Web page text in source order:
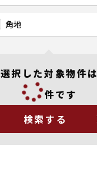
角地
選択した対象物件は
件です
検索する